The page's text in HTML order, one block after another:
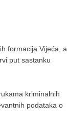
formacija Vijeća, a
put sastanku
kriminalnih
podataka o